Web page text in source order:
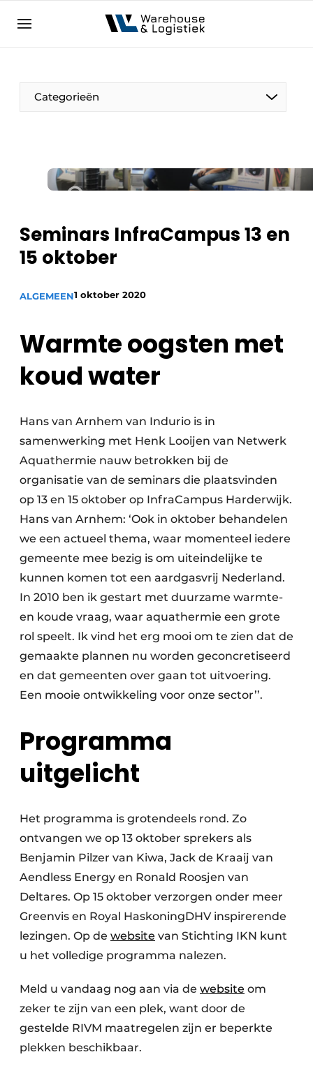
NL EN
Categorieën
Seminars InfraCampus 13 en
15 oktober
ALGEMEEN1 oktober 2020
Warmte oogsten met
koud water
Hans van Arnhem van Indurio is in
samenwerking met Henk Looijen van Netwerk
Aquathermie nauw betrokken bij de
organisatie van de seminars die plaatsvinden
op 13 en 15 oktober op InfraCampus Harderwijk.
Hans van Arnhem: ‘Ook in oktober behandelen
we een actueel thema, waar momenteel iedere
gemeente mee bezig is om uiteindelijke te
kunnen komen tot een aardgasvrij Nederland.
In 2010 ben ik gestart met duurzame warmte-
en koude vraag, waar aquathermie een grote
rol speelt. Ik vind het erg mooi om te zien dat de
gemaakte plannen nu worden geconcretiseerd
en dat gemeenten over gaan tot uitvoering.
Een mooie ontwikkeling voor onze sector’’.
Programma
uitgelicht
Het programma is grotendeels rond. Zo
ontvangen we op 13 oktober sprekers als
Benjamin Pilzer van Kiwa, Jack de Kraaij van
Aendless Energy en Ronald Roosjen van
Deltares. Op 15 oktober verzorgen onder meer
Greenvis en Royal HaskoningDHV inspirerende
lezingen. Op de website van Stichting IKN kunt
u het volledige programma nalezen.
Meld u vandaag nog aan via de website om
zeker te zijn van een plek, want door de
gestelde RIVM maatregelen zijn er beperkte
plekken beschikbaar.